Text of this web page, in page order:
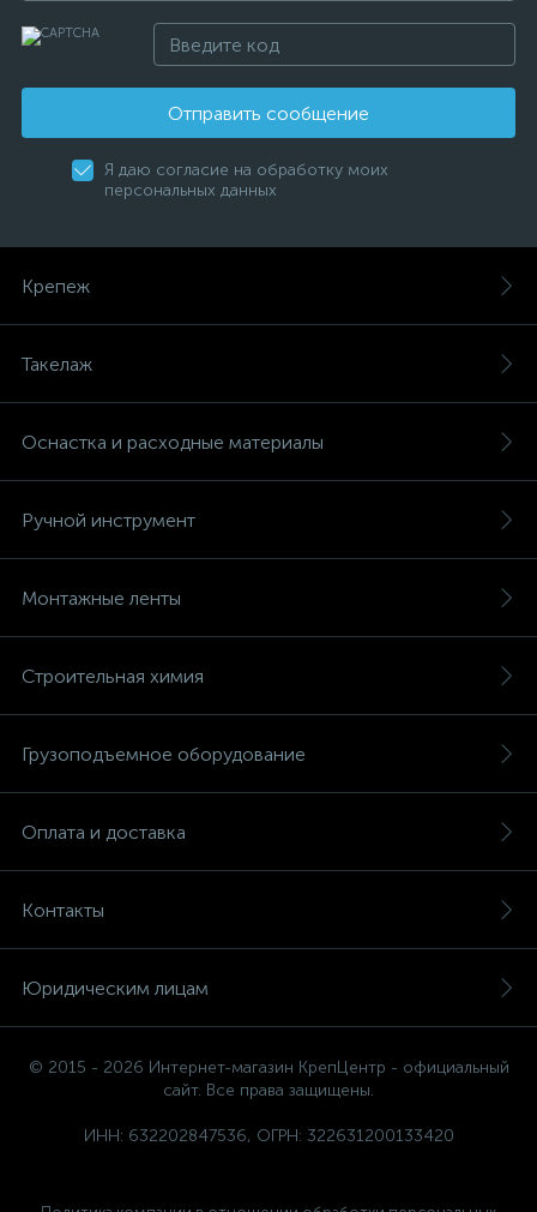
Отправить сообщение
Я даю согласие на обработку моих
персональных данных
Крепеж
Такелаж
Оснастка и расходные материалы
Ручной инструмент
Монтажные ленты
Строительная химия
Грузоподъемное оборудование
Оплата и доставка
Контакты
Юридическим лицам
© 2015 - 2026 Интернет-магазин КрепЦентр - официальный
сайт. Все права защищены.
ИНН: 632202847536, ОГРН: 322631200133420